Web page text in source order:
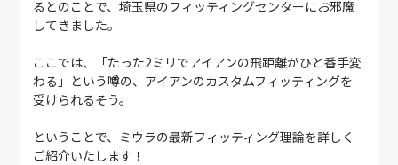
るとのことで、埼玉県のフィッティングセンターにお邪魔
してきました。
ここでは、「たった2ミリでアイアンの飛距離がひと番手変
わる」という噂の、アイアンのカスタムフィッティングを
受けられるそう。
ということで、ミウラの最新フィッティング理論を詳しく
ご紹介いたします！